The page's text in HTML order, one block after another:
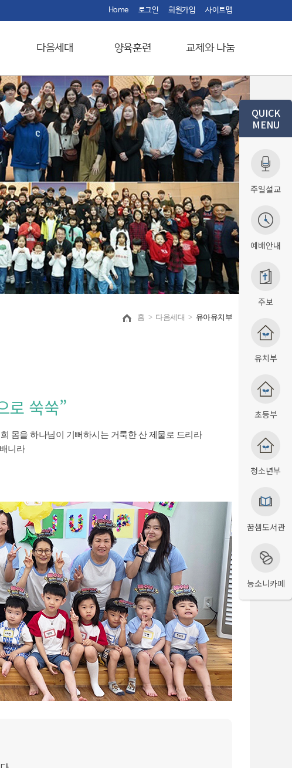
Home 로그인 회원가입 사이트맵
다음세대 양육훈련 교제와 나눔
홈 > 다음세대 > 유아유치부
로 쑥쑥”
몸을 하나님이 기뻐하시는 거룩한 산 제물로 드리라
니라
QUICK
MENU
주일설교
예배안내
주보
유치부
초등부
청소년부
꿈샘도서관
능소니카페